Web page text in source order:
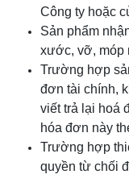
Công ty hoặc
Sản phẩm
xước, vỡ, móp
Trường hợp
đơn tài chính,
viết trả lại hoá
hóa đơn này
Trường hợp
quyền từ chối